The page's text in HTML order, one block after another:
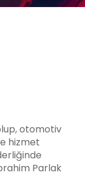
otomotiv
hizmet
Parlak